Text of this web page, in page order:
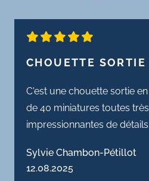
5 Étoiles
CHOUETTE SORTIE
C'est une chouette sortie
de 40 miniatures toutes
impressionnantes de détails.
Sylvie Chambon-Pétillot
12.08.2025